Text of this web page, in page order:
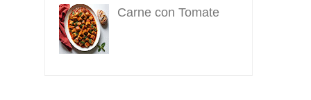
Carne con Tomate